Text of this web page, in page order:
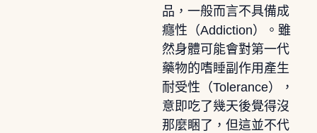
品，一般而言不具備成
癮性（Addiction）。雖
然身體可能會對第一代
藥物的嗜睡副作用產生
耐受性（Tolerance），
意即吃了幾天後覺得沒
那麼睏了，但這並不代